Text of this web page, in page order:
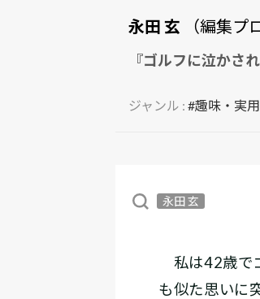
永田 玄 （編集プ
『ゴルフに泣かさ
ジャンル : #趣味・実用
永田 玄
私は42歳で
も似た思いに